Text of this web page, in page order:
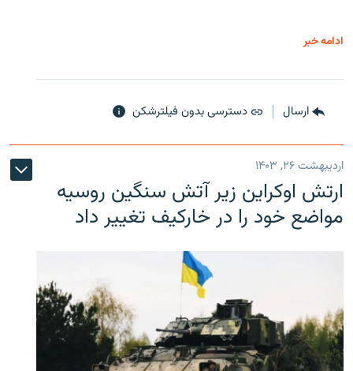
ادامه خبر
ارسال دسترسی بدون فیلترشکن
اردیبهشت ۲۶, ۱۴۰۳
ارتش اوکراین زیر آتش سنگین روسیه
مواضع خود را در خارکیف تغییر داد